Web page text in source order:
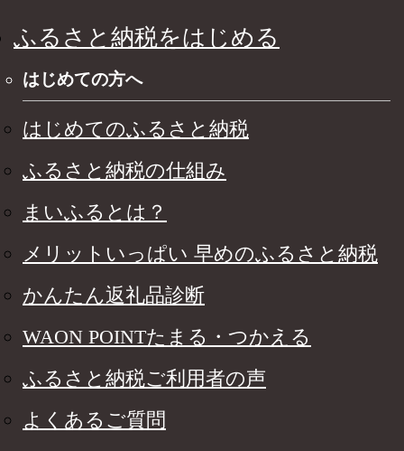
ふるさと納税をはじめる
はじめての方へ
はじめてのふるさと納税
ふるさと納税の仕組み
まいふるとは？
メリットいっぱい 早めのふるさと納税
かんたん返礼品診断
WAON POINTたまる・つかえる
ふるさと納税ご利用者の声
よくあるご質問